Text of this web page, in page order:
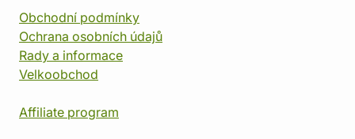
Obchodní podmínky
Ochrana osobních údajů
Rady a informace
Velkoobchod
Affiliate program